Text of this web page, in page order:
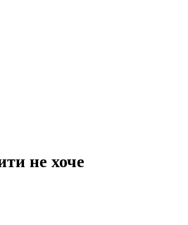
не хоче